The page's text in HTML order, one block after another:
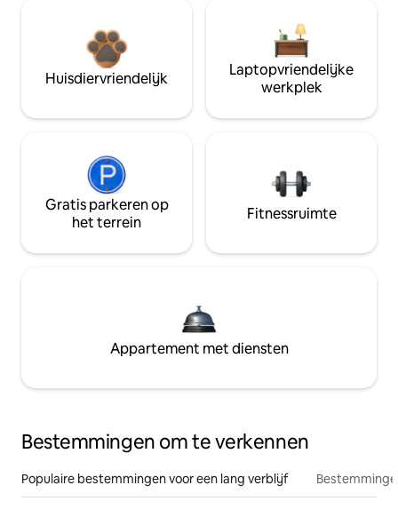
Huisdiervriendelijk
Laptopvriendelijke
werkplek
Gratis parkeren op
het terrein
Fitnessruimte
Appartement met diensten
Bestemmingen om te verkennen
Populaire bestemmingen voor een lang verblijf